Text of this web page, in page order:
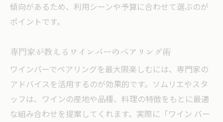
傾向があるため、利用シーンや予算に合わせて選ぶのが
ポイントです。
専門家が教えるワインバーのペアリング術
ワインバーでペアリングを最大限楽しむには、専門家の
アドバイスを活用するのが効果的です。ソムリエやスタ
ッフは、ワインの産地や品種、料理の特徴をもとに最適
な組み合わせを提案してくれます。実際に「ワイン バー